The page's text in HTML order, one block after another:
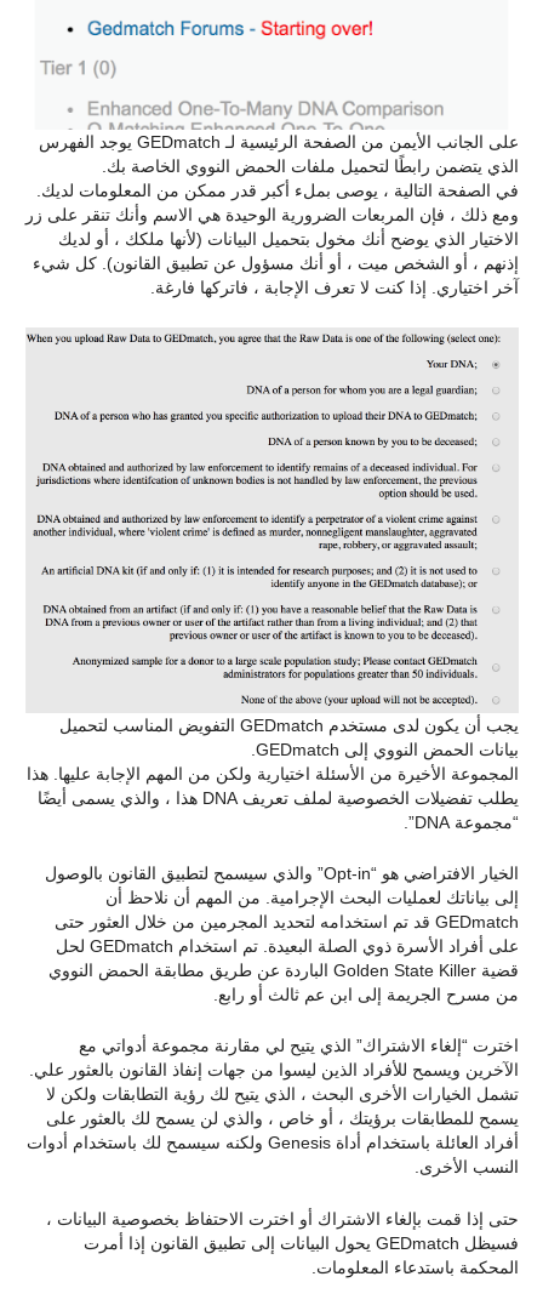
على الجانب الأيمن من الصفحة الرئيسية لـ GEDmatch يوجد الفهرس
الذي يتضمن رابطًا لتحميل ملفات الحمض النووي الخاصة بك.
في الصفحة التالية ، يوصى بملء أكبر قدر ممكن من المعلومات لديك.
ومع ذلك ، فإن المربعات الضرورية الوحيدة هي الاسم وأنك تنقر على زر
الاختيار الذي يوضح أنك مخول بتحميل البيانات (لأنها ملكك ، أو لديك
إذنهم ، أو الشخص ميت ، أو أنك مسؤول عن تطبيق القانون). كل شيء
آخر اختياري. إذا كنت لا تعرف الإجابة ، فاتركها فارغة.
يجب أن يكون لدى مستخدم GEDmatch التفويض المناسب لتحميل
بيانات الحمض النووي إلى GEDmatch.
المجموعة الأخيرة من الأسئلة اختيارية ولكن من المهم الإجابة عليها. هذا
يطلب تفضيلات الخصوصية لملف تعريف DNA هذا ، والذي يسمى أيضًا
“مجموعة DNA”.
الخيار الافتراضي هو “Opt-in” والذي سيسمح لتطبيق القانون بالوصول
إلى بياناتك لعمليات البحث الإجرامية. من المهم أن نلاحظ أن
GEDmatch قد تم استخدامه لتحديد المجرمين من خلال العثور حتى
على أفراد الأسرة ذوي الصلة البعيدة. تم استخدام GEDmatch لحل
قضية Golden State Killer الباردة عن طريق مطابقة الحمض النووي
من مسرح الجريمة إلى ابن عم ثالث أو رابع.
اخترت “إلغاء الاشتراك” الذي يتيح لي مقارنة مجموعة أدواتي مع
الآخرين ويسمح للأفراد الذين ليسوا من جهات إنفاذ القانون بالعثور علي.
تشمل الخيارات الأخرى البحث ، الذي يتيح لك رؤية التطابقات ولكن لا
يسمح للمطابقات برؤيتك ، أو خاص ، والذي لن يسمح لك بالعثور على
أفراد العائلة باستخدام أداة Genesis ولكنه سيسمح لك باستخدام أدوات
النسب الأخرى.
حتى إذا قمت بإلغاء الاشتراك أو اخترت الاحتفاظ بخصوصية البيانات ،
فسيظل GEDmatch يحول البيانات إلى تطبيق القانون إذا أمرت
المحكمة باستدعاء المعلومات.